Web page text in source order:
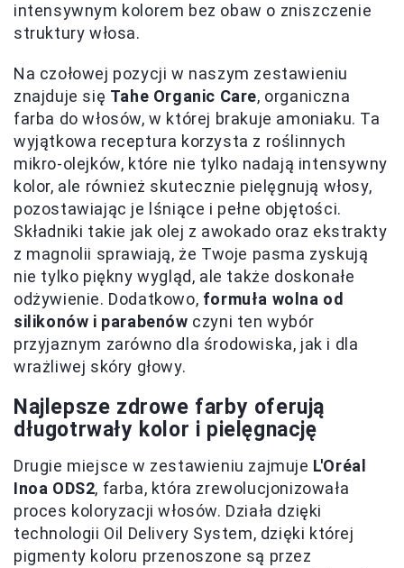
intensywnym kolorem bez obaw o zniszczenie
struktury włosa.
Na czołowej pozycji w naszym zestawieniu
znajduje się Tahe Organic Care, organiczna
farba do włosów, w której brakuje amoniaku. Ta
wyjątkowa receptura korzysta z roślinnych
mikro-olejków, które nie tylko nadają intensywny
kolor, ale również skutecznie pielęgnują włosy,
pozostawiając je lśniące i pełne objętości.
Składniki takie jak olej z awokado oraz ekstrakty
z magnolii sprawiają, że Twoje pasma zyskują
nie tylko piękny wygląd, ale także doskonałe
odżywienie. Dodatkowo, formuła wolna od
silikonów i parabenów czyni ten wybór
przyjaznym zarówno dla środowiska, jak i dla
wrażliwej skóry głowy.
Najlepsze zdrowe farby oferują
długotrwały kolor i pielęgnację
Drugie miejsce w zestawieniu zajmuje L'Oréal
Inoa ODS2, farba, która zrewolucjonizowała
proces koloryzacji włosów. Działa dzięki
technologii Oil Delivery System, dzięki której
pigmenty koloru przenoszone są przez